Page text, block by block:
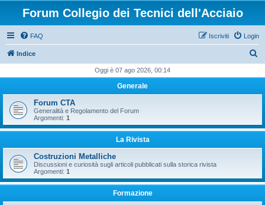
Forum Collegio dei Tecnici dell'Acciaio
FAQ Login
Iscriviti
Indice
c
Oggi è 07 ago 2026, 00:14
Generale
Forum CTA
Generalità e Regolamento del Forum
Argomenti: 1
La Rivista
Costruzioni Metalliche
Discussioni e curiosità sugli articoli pubblicati sulla storica rivista
Argomenti: 1
Formazione